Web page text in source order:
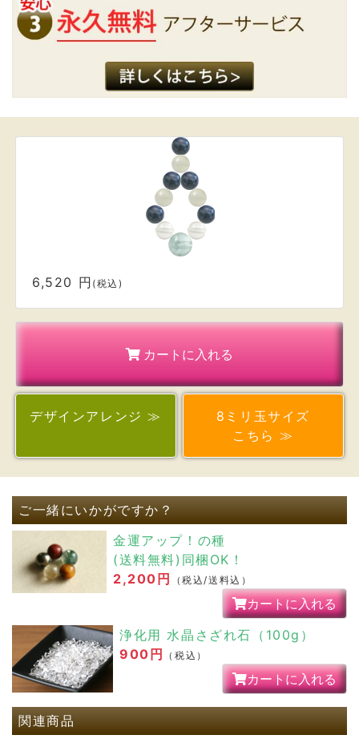
6,520 円 (税込)
カートに入れる
デザインアレンジ ≫
8ミリ玉サイズ
こちら ≫
ご一緒にいかがですか？
金運アップ！の種
(送料無料)同梱OK！
2,200円
（税込/送料込）
カートに入れる
浄化用 水晶さざれ石（100g）
900円 （税込）
カートに入れる
関連商品